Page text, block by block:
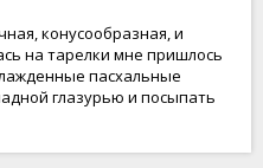
конусообразная, и
на тарелки мне пришлось
пасхальные
глазурью и посыпать